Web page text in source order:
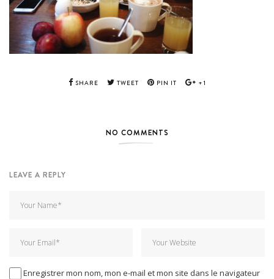
SHARE TWEET PIN IT +1
NO COMMENTS
LEAVE A REPLY
Enregistrer mon nom, mon e-mail et mon site dans le navigateur